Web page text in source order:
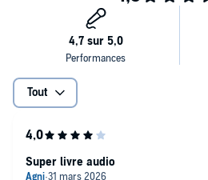
L'Etrangleur de Boston
Le Tueur du Zodiaque
David Berkowitz, le fils de Sam
Richard Ramirez, le prédateur nocturne
Tout
Super livre audio